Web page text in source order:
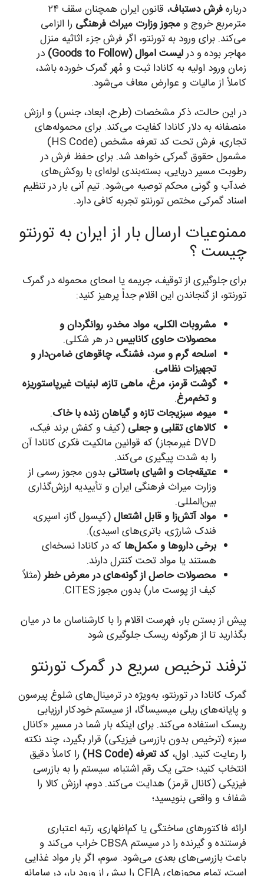
دربارهفرش دستباف
، قانون ایران همچنان سقف ۲۴
مترمربع خروج ومجوز وزارت میراث فرهنگی را الزامی
می‌کند. برای ورود به تورنتو، اگر فرش جزء اثاثیه منزل
مهاجر بوده و درلیست اموال (Goods to Follow)
در
زمان ورود اولیه به کانادا ثبت و مُهر گمرک خورده باشد،
کاملاً از مالیات و عوارض معاف می‌شود.
در این حالت، ذکر مشخصات (طرح، ابعاد، جنس) و ارزش
منصفانه به دلار کانادا کفایت می‌کند. برای محموله‌های
تجاری، فرش تحت کد تعرفه مشخص (HS Code)
مشمول حقوق گمرکی خواهد شد. برای حفظ فرش در
رطوبت مسیر دریایی، بسته‌بندی لوله‌ای با روکش‌های
ضدآب و گونی محکم توصیه می‌شود. تیم آنی بار در تنظیم
اسناد گمرکی مختص تورنتو تجربه کافی دارد.
ممنوعیات ارسال بار از ایران به تورنتو
چیست ؟
برای جلوگیری از توقیف، جریمه یا امحای محموله در گمرک
تورنتو، از گنجاندن این اقلام جداً پرهیز کنید:
مشروبات الکلی، مواد مخدر، روانگردان و
محصولات حاوی کانابیسدر هر شکلی.
اسلحه گرم و سرد، فشنگ، چاقوهای ضامن‌دار و
تجهیزات نظامی.
گوشت قرمز، مرغ، ماهی تازه، لبنیات غیرپاستوریزه
و تخم‌مرغ.
میوه، سبزیجات تازه و گیاهان زنده با خاک.
کالاهای تقلبی و جعلی (کیف و کفش برند فیک،
DVD غیرمجاز) که قوانین مالکیت فکری کانادا آن
را به شدت پیگیری می‌کند.
عتیقه‌جات و اشیای باستانی بدون مجوز رسمی از
وزارت میراث فرهنگی ایران و تأییدیه ارزش‌گذاری
بین‌المللی.
مواد آتش‌زا و قابل اشتعال(کپسول گاز، اسپری،
فندک شارژی، باتری‌های اسیدی).
برخی داروها و مکمل‌ها که در کانادا نسخه‌ای
هستند یا مواد تحت کنترل دارند.
محصولات حاصل از گونه‌های در معرض خطر(مثلاً
کیف از پوست مار) بدون مجوز CITES.
پیش از بستن بار، فهرست اقلام را با کارشناسان ما در میان
بگذارید تا از هرگونه ریسک جلوگیری شود
ترفند ترخیص سریع در گمرک تورنتو
گمرک کانادا در تورنتو، به‌ویژه در ترمینال‌های شلوغ پیرسون
و پایانه‌های ریلی میسیساگا، از سیستم خودکار ارزیابی
ریسک استفاده می‌کند. برای اینکه بار شما در مسیر «کانال
سبز» (ترخیص بدون بازرسی فیزیکی) قرار بگیرد، چند نکته
را رعایت کنید. اول، کد تعرفه (HS Code)
را کاملاً دقیق
انتخاب کنید؛ حتی یک رقم اشتباه، سیستم را به بازرسی
فیزیکی (کانال قرمز) هدایت می‌کند. دوم، ارزش کالا را
شفاف و واقعی بنویسید؛
ارائه فاکتورهای ساختگی یا کم‌اظهاری، رتبه اعتباری
فرستنده و گیرنده را در سیستم CBSA خراب می‌کند و
باعث بازرسی‌های بعدی می‌شود. سوم، اگر بار مواد غذایی